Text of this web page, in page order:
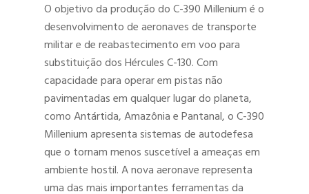
O objetivo da produção do C-390 Millenium é o
desenvolvimento de aeronaves de transporte
militar e de reabastecimento em voo para
substituição dos Hércules C-130. Com
capacidade para operar em pistas não
pavimentadas em qualquer lugar do planeta,
como Antártida, Amazônia e Pantanal, o C-390
Millenium apresenta sistemas de autodefesa
que o tornam menos suscetível a ameaças em
ambiente hostil. A nova aeronave representa
uma das mais importantes ferramentas da